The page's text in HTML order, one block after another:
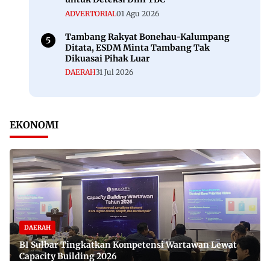
ADVERTORIAL01 Agu 2026
Tambang Rakyat Bonehau-Kalumpang
Ditata, ESDM Minta Tambang Tak
Dikuasai Pihak Luar
DAERAH31 Jul 2026
EKONOMI
DAERAH
BI Sulbar Tingkatkan Kompetensi Wartawan Lewat
Capacity Building 2026